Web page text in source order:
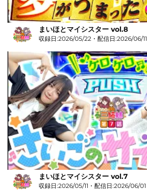
まいほとマイシスター vol.8
収録日:2026/05/22・配信日:2026/06/11
まいほとマイシスター vol.7
収録日:2026/05/11・配信日:2026/06/01